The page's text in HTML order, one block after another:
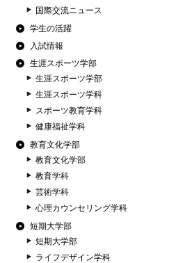
国際交流ニュース
学生の活躍
入試情報
生涯スポーツ学部
生涯スポーツ学部
生涯スポーツ学科
スポーツ教育学科
健康福祉学科
教育文化学部
教育文化学部
教育学科
芸術学科
心理カウンセリング学科
短期大学部
短期大学部
ライフデザイン学科